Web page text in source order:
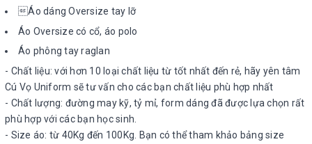
Áo dáng Oversize tay lỡ
Áo Oversize có cổ, áo polo
Áo phông tay raglan
- Chất liệu: với hơn 10 loại chất liệu từ tốt nhất đến rẻ, hãy yên tâm
Cú Vọ Uniform sẽ tư vấn cho các bạn chất liệu phù hợp nhất
- Chất lượng: đường may kỹ, tỷ mỉ, form dáng đã được lựa chọn rất
phù hợp với các bạn học sinh.
- Size áo: từ 40Kg đến 100Kg. Bạn có thể tham khảo bảng size